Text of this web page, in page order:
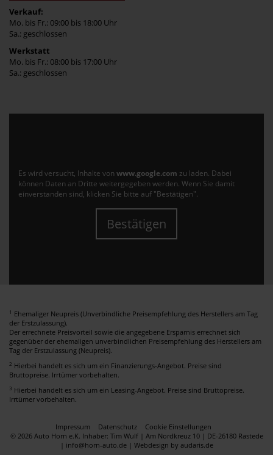
Verkauf:
Mo. bis Fr.: 09:00 bis 18:00 Uhr
Sa.: geschlossen
Werkstatt
Mo. bis Fr.: 08:00 bis 17:00 Uhr
Sa.: geschlossen
Es wird versucht, Inhalte von www.google.com zu laden. Dabei
können Daten an Dritte weitergegeben werden. Wenn Sie damit
einverstanden sind, klicken Sie bitte auf "Bestätigen".
Bestätigen
1 Ehemaliger Neupreis (Unverbindliche Preisempfehlung des Herstellers am Tag
der Erstzulassung).
Der errechnete Preisvorteil sowie die angegebene Ersparnis errechnet sich
gegenüber der ehemaligen unverbindlichen Preisempfehlung des Herstellers am
Tag der Erstzulassung (Neupreis).
2 Hierbei handelt es sich um ein Finanzierungs-Angebot. Preise sind
Bruttopreise. Irrtümer vorbehalten.
3 Hierbei handelt es sich um ein Leasing-Angebot. Preise sind Bruttopreise.
Irrtümer vorbehalten.
Impressum Datenschutz
Cookie Einstellungen
© 2026 Auto Horn e.K. Inhaber: Tim Wulf | Am Nordkreuz 10 | DE-26180 Rastede
| info@horn-auto.de | Webdesign by audaris.de